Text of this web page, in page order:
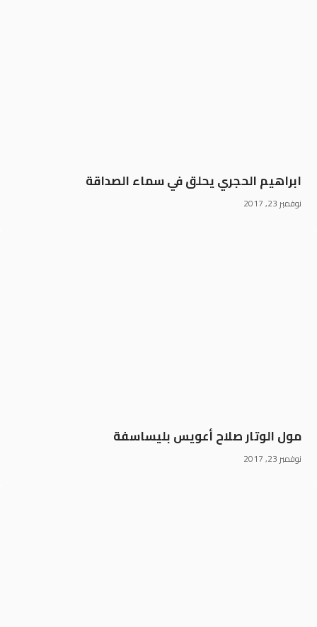
ابراهيم الحجري يحلق في سماء الصداقة
نوفمبر 23, 2017
مول الوتار صلاح أعويس بليساسفة
نوفمبر 23, 2017